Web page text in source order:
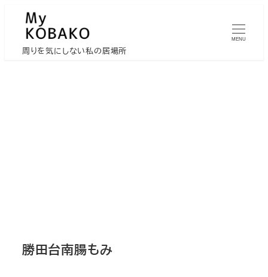
周りを気にしない私の居場所
MENU
勝田台南腸もみ